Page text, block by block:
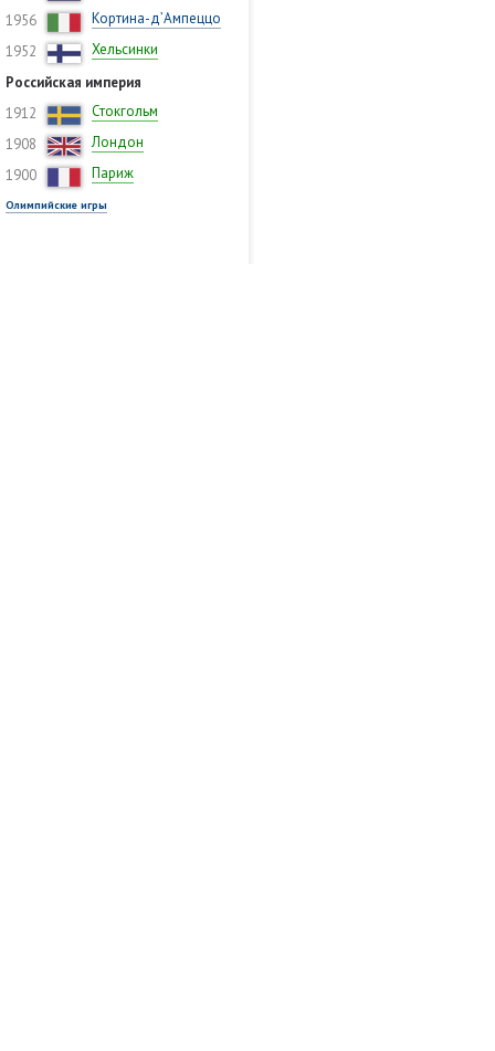
1956
Кортина-д’Ампеццо
1952
Хельсинки
Российская империя
1912
Стокгольм
1908
Лондон
1900
Париж
Олимпийские игры